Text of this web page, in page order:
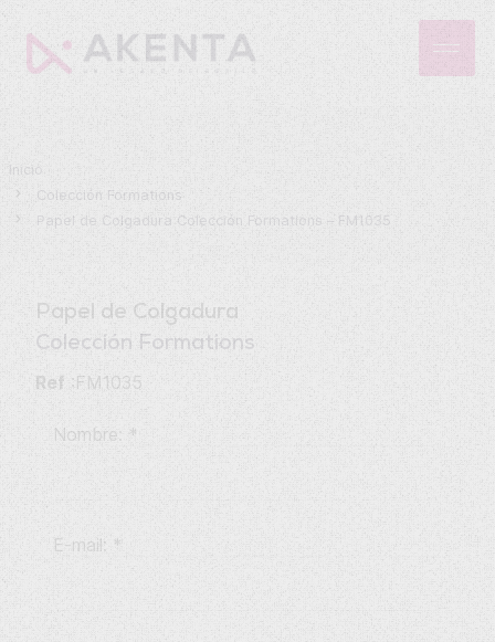
Inicio
Colección Formations
Papel de Colgadura Colección Formations – FM1035
Papel de Colgadura
Colección Formations
Ref :FM1035
Nombre: *
E-mail: *